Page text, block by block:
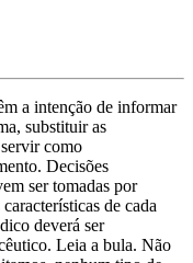
a intenção de informar
substituir as
como
Decisões
ser tomadas por
de cada
deverá ser
Leia a bula. Não